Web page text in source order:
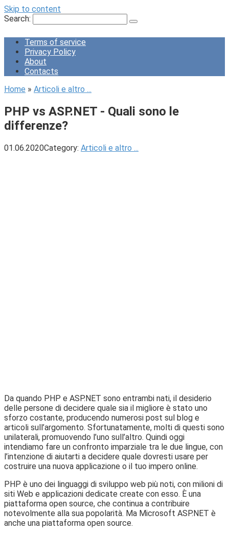
Skip to content
Search:
Terms of service
Privacy Policy
About
Contacts
Home » Articoli e altro ...
PHP vs ASP.NET - Quali sono le
differenze?
01.06.2020Category: Articoli e altro ...
Da quando PHP e ASP.NET sono entrambi nati, il desiderio
delle persone di decidere quale sia il migliore è stato uno
sforzo costante, producendo numerosi post sul blog e
articoli sull’argomento. Sfortunatamente, molti di questi sono
unilaterali, promuovendo l’uno sull’altro. Quindi oggi
intendiamo fare un confronto imparziale tra le due lingue, con
l’intenzione di aiutarti a decidere quale dovresti usare per
costruire una nuova applicazione o il tuo impero online.
PHP è uno dei linguaggi di sviluppo web più noti, con milioni di
siti Web e applicazioni dedicate create con esso. È una
piattaforma open source, che continua a contribuire
notevolmente alla sua popolarità. Ma Microsoft ASP.NET è
anche una piattaforma open source.